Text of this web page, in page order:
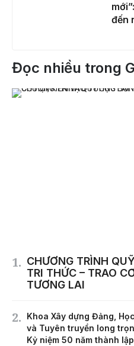
đến
Đọc nhiều trong
CHƯƠNG TRÌNH
TRI THỨC – TRAO
TƯƠNG LAI
Khoa Xây dựng Đảng,
và Tuyên truyền long
Kỷ niệm 50 năm thành